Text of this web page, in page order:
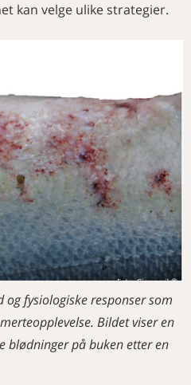
kan velge ulike strategier.
fysiologiske responser som
Bildet viser en
blødninger på buken etter en